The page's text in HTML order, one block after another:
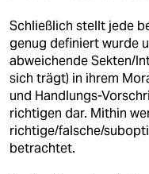
Schließlich stellt jede
genug definiert wurde
abweichende Sekten/
sich trägt) in ihrem
und Handlungs-
richtigen dar. Mithin
richtige/falsche/
betrachtet.